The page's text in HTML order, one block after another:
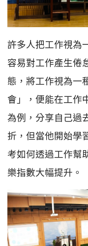
許多人把工作視為
容易對工作產生倦
態，將工作視為一
會」，便能在工作
為例，分享自己過
折，但當他開始學
考如何透過工作幫
樂指數大幅提升。